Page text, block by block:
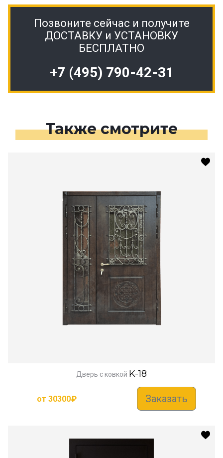
Позвоните сейчас и получите
ДОСТАВКУ и УСТАНОВКУ
БЕСПЛАТНО
+7 (495) 790-42-31
Также смотрите
Дверь с ковкой K-18
от 30300₽ Заказать